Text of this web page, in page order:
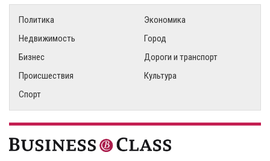
Политика
Экономика
Недвижимость
Город
Бизнес
Дороги и транспорт
Происшествия
Культура
Спорт